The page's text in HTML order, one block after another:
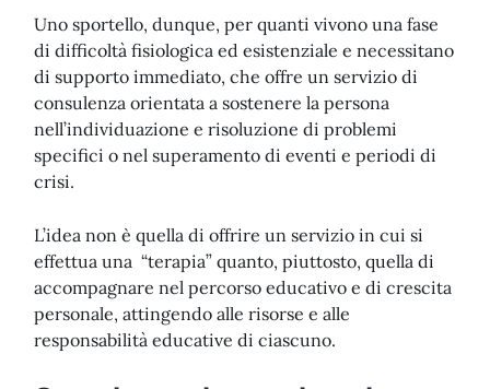
Uno sportello, dunque, per quanti vivono una fase
di difficoltà fisiologica ed esistenziale e necessitano
di supporto immediato, che offre un servizio di
consulenza orientata a sostenere la persona
nell’individuazione e risoluzione di problemi
specifici o nel superamento di eventi e periodi di
crisi.
L’idea non è quella di offrire un servizio in cui si
effettua una “terapia” quanto, piuttosto, quella di
accompagnare nel percorso educativo e di crescita
personale, attingendo alle risorse e alle
responsabilità educative di ciascuno.